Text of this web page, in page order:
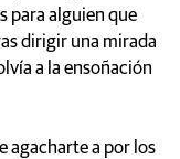
para alguien que
dirigir una mirada
a la ensoñación
agacharte a por los